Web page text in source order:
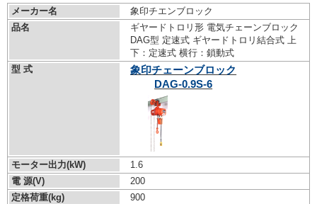
メーカー名
象印チエンブロック
品名
ギヤードトロリ形 電気チェーンブロック
DAG型 定速式 ギヤードトロリ結合式 上
下：定速式 横行：鎖動式
型 式
象印チェーンブロック
DAG-0.9S-6
モーター出力(kW)
1.6
電 源(V)
200
定格荷重(kg)
900